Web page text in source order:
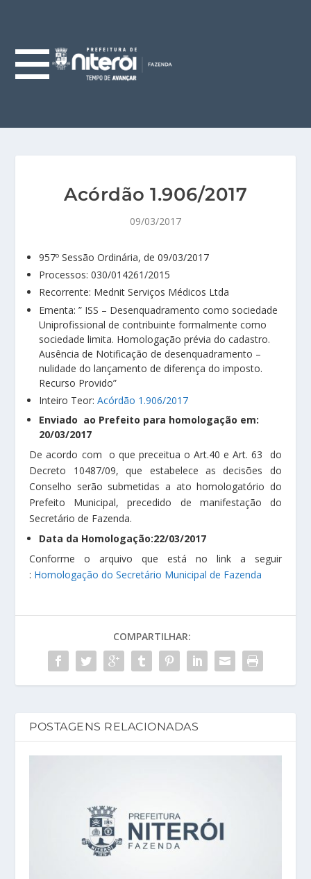
Acórdão 1.906/2017
09/03/2017
957º Sessão Ordinária, de 09/03/2017
Processos: 030/014261/2015
Recorrente: Mednit Serviços Médicos Ltda
Ementa: ” ISS – Desenquadramento como sociedade
Uniprofissional de contribuinte formalmente como
sociedade limita. Homologação prévia do cadastro.
Ausência de Notificação de desenquadramento –
nulidade do lançamento de diferença do imposto.
Recurso Provido”
Inteiro Teor:Acórdão 1.906/2017
Enviado ao Prefeito para homologação em:
20/03/2017
De acordo com o que preceitua o Art.40 e Art. 63 do
Decreto 10487/09, que estabelece as decisões do
Conselho serão submetidas a ato homologatório do
Prefeito Municipal, precedido de manifestação do
Secretário de Fazenda.
Data da Homologação:22/03/2017
Conforme o arquivo que está no link a seguir
: Homologação do Secretário Municipal de Fazenda
COMPARTILHAR:
POSTAGENS RELACIONADAS